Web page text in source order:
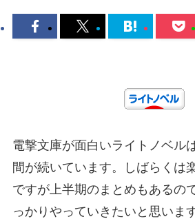
電撃文庫が面白いライトノベル
間が続いています。しばらくは
ですが上半期のまとめもあるの
っかりやっていきたいと思います